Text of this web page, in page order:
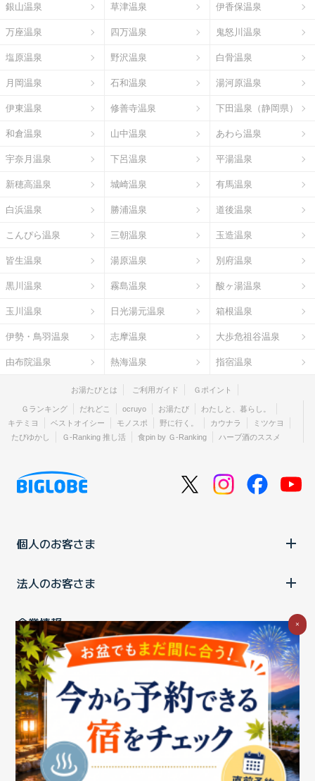
銀山温泉 草津温泉 伊香保温泉
万座温泉 四万温泉 鬼怒川温泉
塩原温泉 野沢温泉 白骨温泉
月岡温泉 石和温泉 湯河原温泉
伊東温泉 修善寺温泉 下田温泉（静岡県）
和倉温泉 山中温泉 あわら温泉
宇奈月温泉 下呂温泉 平湯温泉
新穂高温泉 城崎温泉 有馬温泉
白浜温泉 勝浦温泉 道後温泉
こんぴら温泉 三朝温泉 玉造温泉
皆生温泉 湯原温泉 別府温泉
黒川温泉 霧島温泉 酸ヶ湯温泉
玉川温泉 日光湯元温泉 箱根温泉
伊勢・鳥羽温泉 志摩温泉 大歩危祖谷温泉
由布院温泉 熱海温泉 指宿温泉
お湯たびとは ご利用ガイド Ｇポイント
Ｇランキング だれどこ ocruyo お湯たび
わたしと、暮らし。
キテミヨ
ベストオイシー モノスポ 野に行く。 カウナラ
ミツケヨ
たびゆかし
Ｇ-Ranking 推し活 食pin by Ｇ-Ranking ハーブ酒のススメ
個人のお客さま
法人のお客さま
企業情報
ご利用中の方
お問い合わせ消費税の表示 ウェブアクセシビリティの取り組み
個人情報保護ポリシープライバシーポータル
Cookieポリシー
特定商取引法に基づく表記情報セキュリティ基本方針
商標についてBIGLOBEトップ
×